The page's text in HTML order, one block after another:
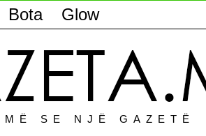
Bota Glow
SE NJË GAZETË